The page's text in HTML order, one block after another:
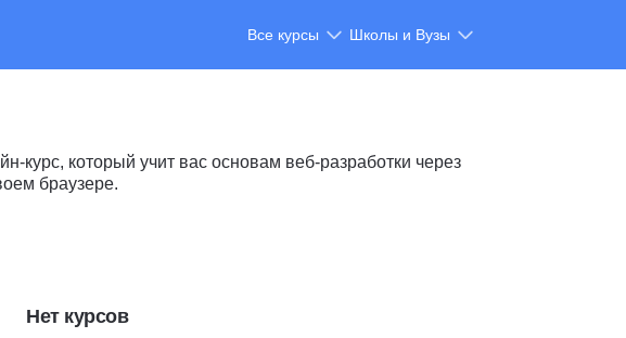
Все курсы Школы и Вузы
курс, который учит вас основам веб-разработки через
браузере.
Нет курсов